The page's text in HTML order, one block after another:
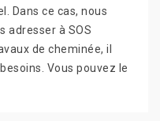
Dans ce cas, nous
adresser à SOS
de cheminée, il
Vous pouvez le